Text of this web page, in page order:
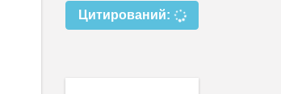
Цитирований: